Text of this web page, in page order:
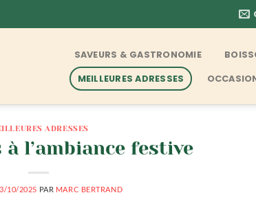
SAVEURS & GASTRONOMIE
MEILLEURES ADRESSES
ADRESSES
l’ambiance festive
10/2025 PAR MARC BERTRAND